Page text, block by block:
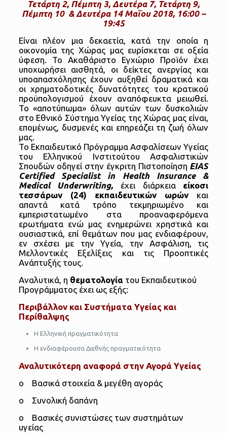
Τετάρτη 2, Πέμπτη 3, Δευτέρα 7, Τετάρτη 9,
Πέμπτη 10 & Δευτέρα 14 Μαΐου 2018, 16:00 –
19:45
Είναι πλέον μια δεκαετία, κατά την οποία η
οικονομία της Χώρας μας ευρίσκεται σε οξεία
ύφεση. Το Ακαθάριστο Εγχώριο Προϊόν έχει
υποχωρήσει αισθητά, οι δείκτες ανεργίας και
υποαπασχόλησης έχουν αυξηθεί δραματικά και
οι χρηματοδοτικές δυνατότητες του κρατικού
προϋπολογισμού έχουν αναπόφευκτα μειωθεί.
Το «αποτύπωμα» όλων αυτών των δυσκολιών
στο Εθνικό Σύστημα Υγείας της Χώρας μας είναι,
επομένως, δυσμενές και επηρεάζει τη ζωή όλων
μας.
Το Εκπαιδευτικό Πρόγραμμα Ασφαλίσεων Υγείας
του Ελληνικού Ινστιτούτου Ασφαλιστικών
Σπουδών οδηγεί στην έγκριτη Πιστοποίηση EIAS
Certified Specialist in Health Insurance&
Medical Underwriting, έχει διάρκεια είκοσι
τεσσάρων (24) εκπαιδευτικών ωρών και
απαντά κατά τρόπο τεκμηριωμένο και
εμπεριστατωμένο στα προαναφερόμενα
ερωτήματα ενώ μας ενημερώνει χρηστικά και
ουσιαστικά, επί θεμάτων που μας ενδιαφέρουν,
εν σχέσει με την Υγεία, την Ασφάλιση, τις
Μελλοντικές Εξελίξεις και τις Προοπτικές
Ανάπτυξής τους.
Αναλυτικά, η θεματολογία του Εκπαιδευτικού
Προγράμματος έχει ως εξής:
Περιβάλλον και Συστήματα Υγείας και
Περίθαλψης
Η Ελληνική πραγματικότητα
Η ενδιαφέρουσα Διεθνής πραγματικότητα
Αναλυτικότερη αναφορά στην Αγορά Υγείας
o Βασικά στοιχεία & μεγέθη αγοράς
o Συνολική δαπάνη
o Βασικές συνιστώσες των συστημάτων
υγείας